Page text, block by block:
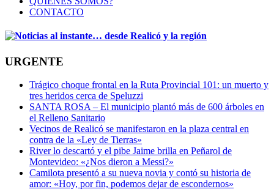
CONTACTO
URGENTE
Trágico choque frontal en la Ruta Provincial 101: un muerto y
tres heridos cerca de Speluzzi
SANTA ROSA – El municipio plantó más de 600 árboles en
el Relleno Sanitario
Vecinos de Realicó se manifestaron en la plaza central en
contra de la «Ley de Tierras»
River lo descartó y el pibe Jaime brilla en Peñarol de
Montevideo: «¿Nos dieron a Messi?»
Camilota presentó a su nueva novia y contó su historia de
amor: «Hoy, por fin, podemos dejar de escondernos»